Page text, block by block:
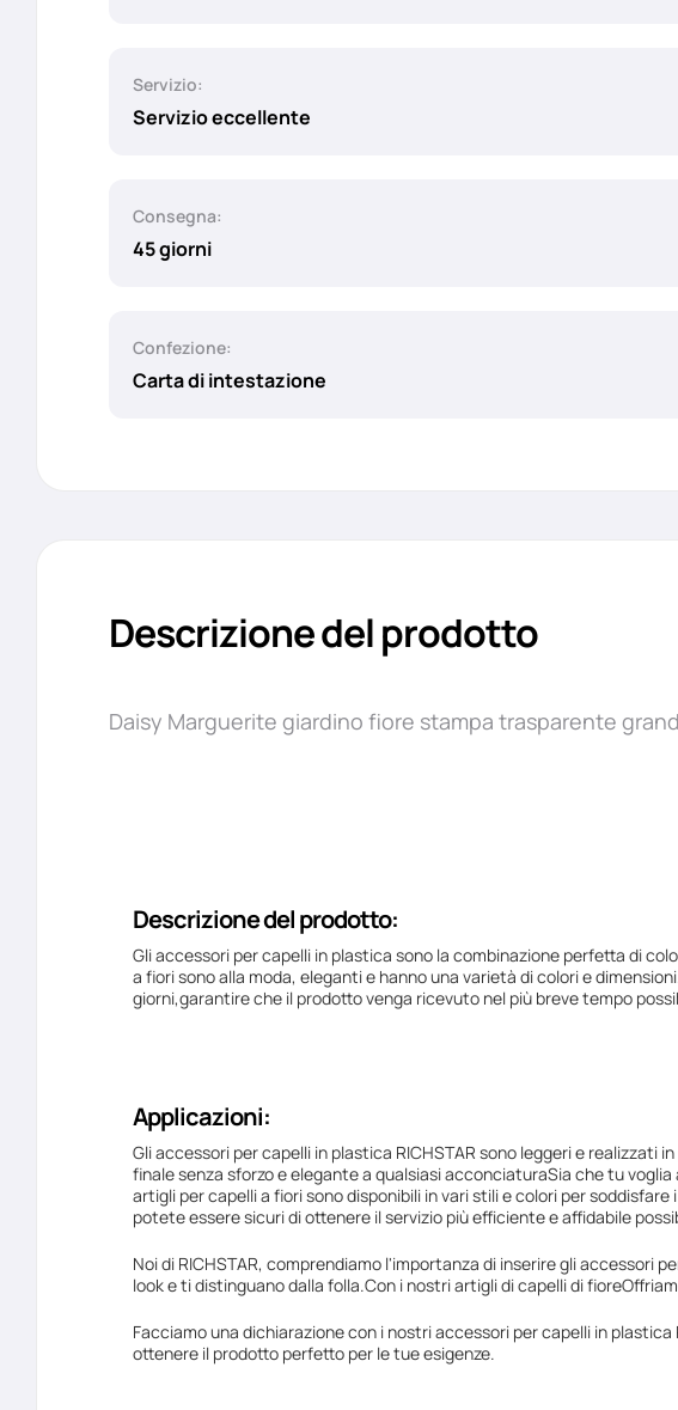
Servizio:
Servizio eccellente
Consegna:
45 giorni
Confezione:
Carta di intestazione
Descrizione del prodotto
Daisy Marguerite giardino fiore stampa trasparente
Descrizione del prodotto:
Gli accessori per capelli in plastica sono la combinazione perfetta di
a fiori sono alla moda, eleganti e hanno una varietà di colori e
giorni,garantire che il prodotto venga ricevuto nel più breve tempo
Applicazioni:
Gli accessori per capelli in plastica RICHSTAR sono leggeri e
finale senza sforzo e elegante a qualsiasi acconciaturaSia che tu
artigli per capelli a fiori sono disponibili in vari stili e colori per
potete essere sicuri di ottenere il servizio più efficiente e affidabile
Noi di RICHSTAR, comprendiamo l'importanza di inserire gli accessori
look e ti distinguano dalla folla.Con i nostri artigli di capelli di
Facciamo una dichiarazione con i nostri accessori per capelli in
ottenere il prodotto perfetto per le tue esigenze.